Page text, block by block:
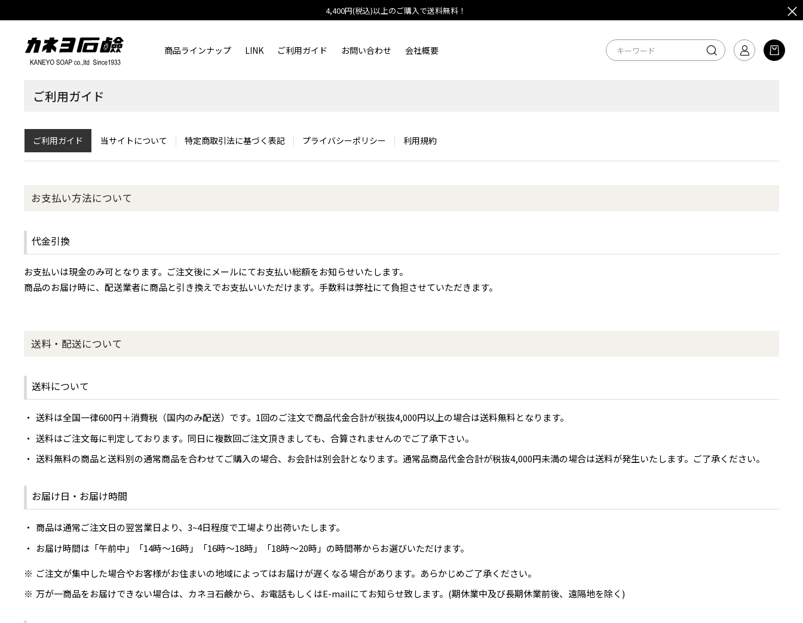
4,400円(税込)以上のご購入で送料無料！
商品ラインナップ LINK ご利用ガイド お問い合わせ 会社概要
ご利用ガイド
ご利用ガイド 当サイトについて 特定商取引法に基づく表記 プライバシーポリシー 利用規約
お支払い方法について
代金引換
お支払いは現金のみ可となります。ご注文後にメールにてお支払い総額をお知らせいたします。
商品のお届け時に、配送業者に商品と引き換えでお支払いいただけます。手数料は弊社にて負担させていただきます。
送料・配送について
送料について
送料は全国一律600円＋消費税（国内のみ配送）です。1回のご注文で商品代金合計が税抜4,000円以上の場合は送料無料となります。
送料はご注文毎に判定しております。同日に複数回ご注文頂きましても、合算されませんのでご了承下さい。
送料無料の商品と送料別の通常商品を合わせてご購入の場合、お会計は別会計となります。通常品商品代金合計が税抜4,000円未満の場合は送料が発生いたします。ご了承ください。
お届け日・お届け時間
商品は通常ご注文日の翌営業日より、3~4日程度で工場より出荷いたします。
お届け時間は「午前中」「14時～16時」「16時～18時」「18時～20時」の時間帯からお選びいただけます。
ご注文が集中した場合やお客様がお住まいの地域によってはお届けが遅くなる場合があります。あらかじめご了承ください。
万が一商品をお届けできない場合は、カネヨ石鹸から、お電話もしくはE-mailにてお知らせ致します。(期休業中及び長期休業前後、遠隔地を除く)